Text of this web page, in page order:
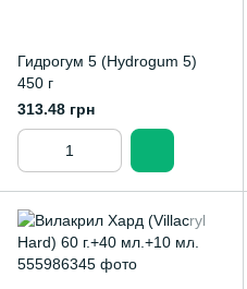
Гидрогум 5 (Hydrogum 5)
450 г
313.48 грн